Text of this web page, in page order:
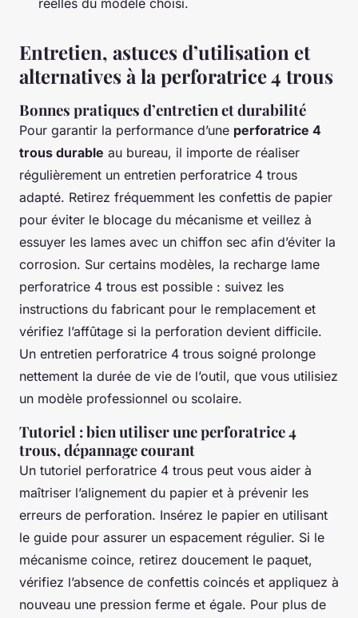
réelles du modèle choisi.
Entretien, astuces d’utilisation et
alternatives à la perforatrice 4 trous
Bonnes pratiques d’entretien et durabilité
Pour garantir la performance d’une perforatrice 4
trous durable au bureau, il importe de réaliser
régulièrement un entretien perforatrice 4 trous
adapté. Retirez fréquemment les confettis de papier
pour éviter le blocage du mécanisme et veillez à
essuyer les lames avec un chiffon sec afin d’éviter la
corrosion. Sur certains modèles, la recharge lame
perforatrice 4 trous est possible : suivez les
instructions du fabricant pour le remplacement et
vérifiez l’affûtage si la perforation devient difficile.
Un entretien perforatrice 4 trous soigné prolonge
nettement la durée de vie de l’outil, que vous utilisiez
un modèle professionnel ou scolaire.
Tutoriel : bien utiliser une perforatrice 4
trous, dépannage courant
Un tutoriel perforatrice 4 trous peut vous aider à
maîtriser l’alignement du papier et à prévenir les
erreurs de perforation. Insérez le papier en utilisant
le guide pour assurer un espacement régulier. Si le
mécanisme coince, retirez doucement le paquet,
vérifiez l’absence de confettis coincés et appliquez à
nouveau une pression ferme et égale. Pour plus de